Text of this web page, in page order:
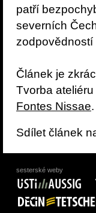
patří
severních
zodpovědností
Článek je
Tvorba
Fontes Nissae.
Sdílet článek
sesterské weby